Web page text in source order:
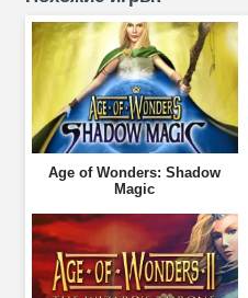
Age of Wonders: Shadow
Magic